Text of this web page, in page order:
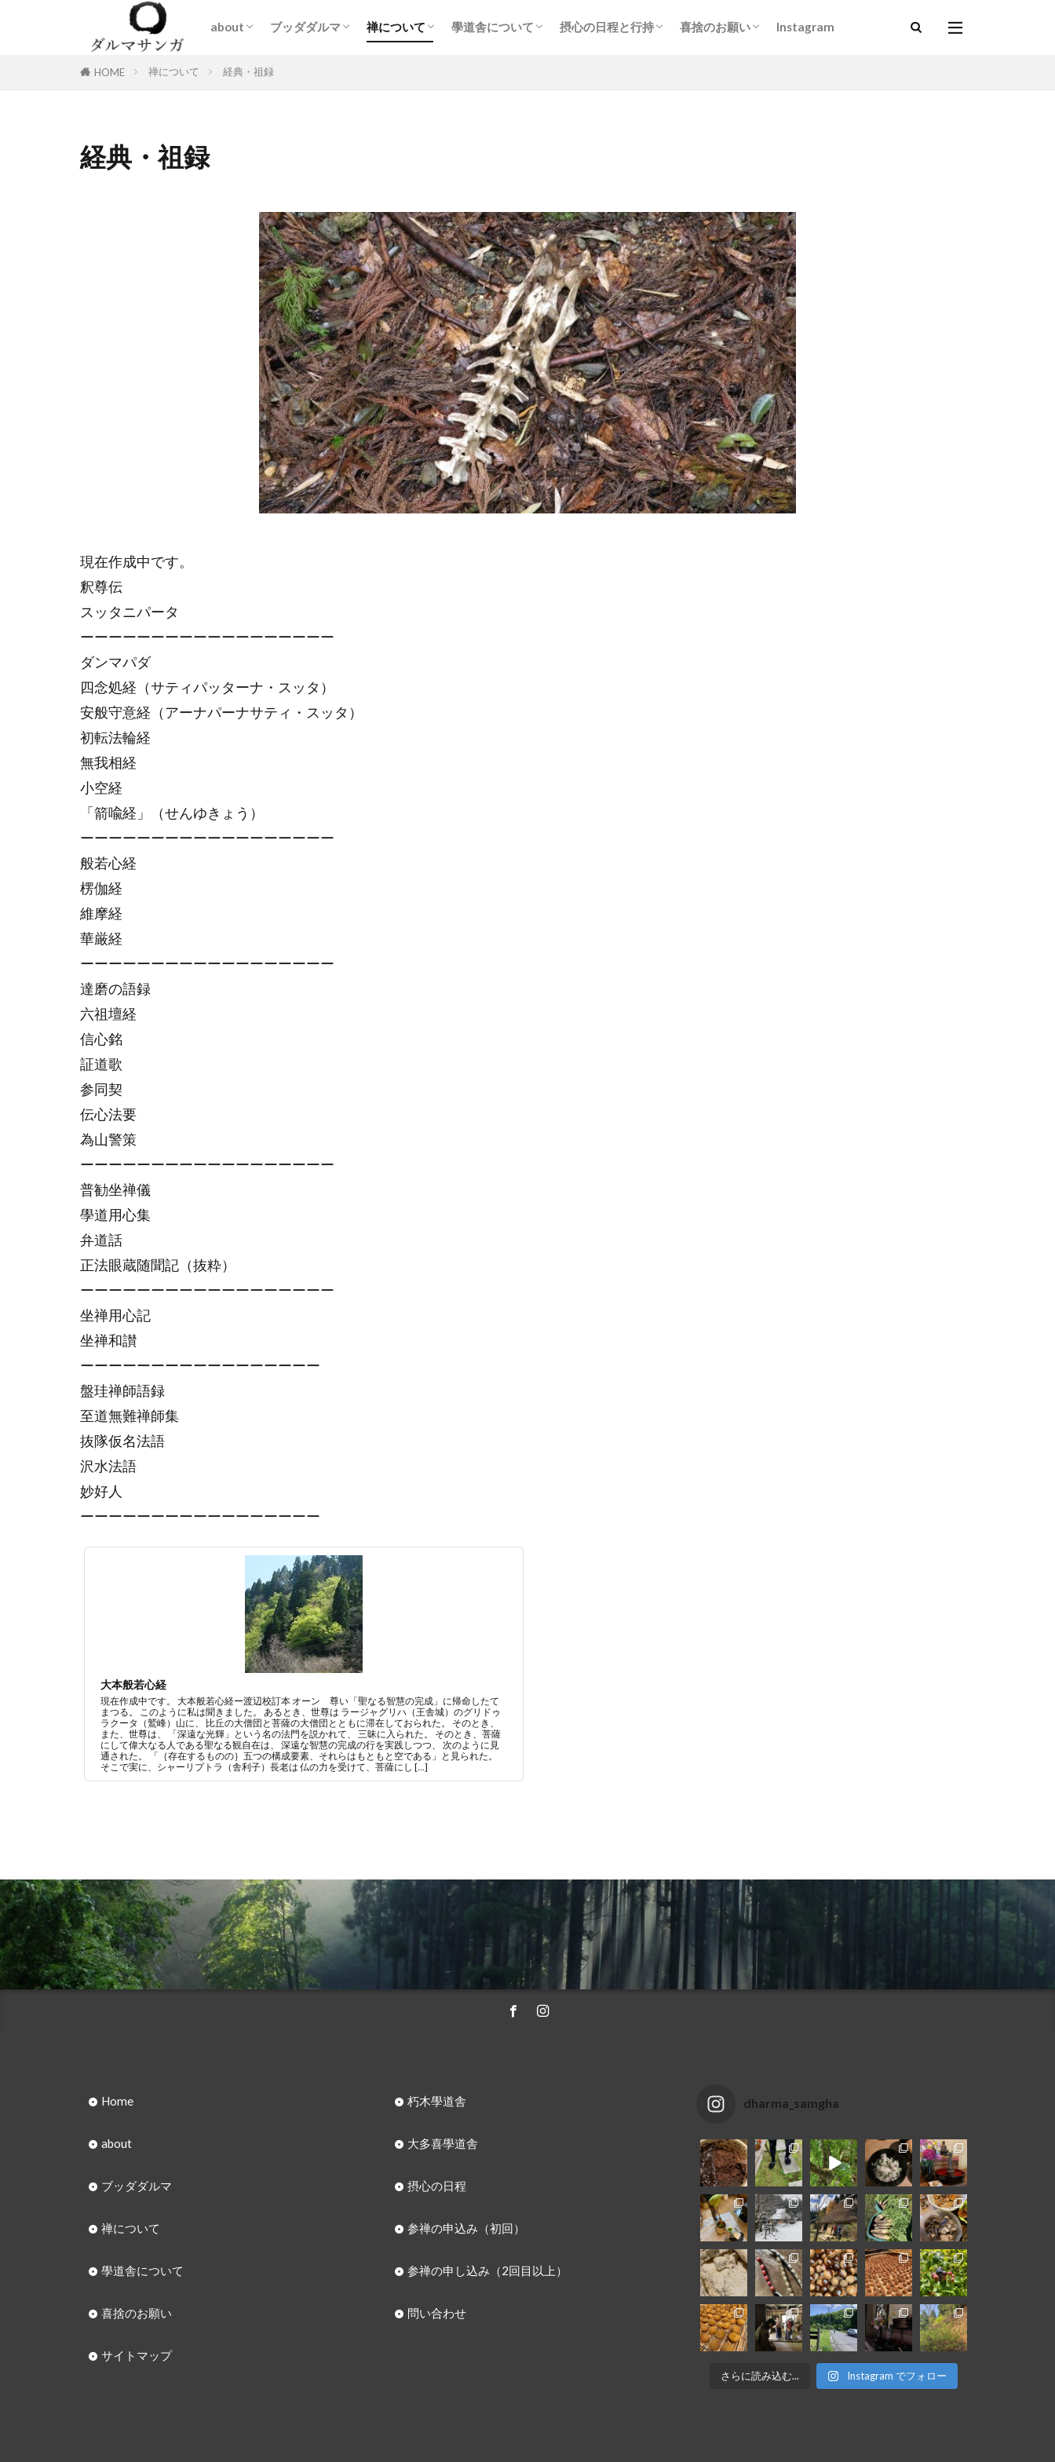
about ブッダダルマ 禅について 學道舎について 摂心の日程と行持 喜捨のお願い Instagram
HOME 禅について 経典・祖録
経典・祖録
現在作成中です。
釈尊伝
スッタニパータ
ーーーーーーーーーーーーーーーーーー
ダンマパダ
四念処経（サティパッターナ・スッタ）
安般守意経（アーナパーナサティ・スッタ）
初転法輪経
無我相経
小空経
「箭喩経」（せんゆきょう）
ーーーーーーーーーーーーーーーーーー
般若心経
楞伽経
維摩経
華厳経
ーーーーーーーーーーーーーーーーーー
達磨の語録
六祖壇経
信心銘
証道歌
参同契
伝心法要
為山警策
ーーーーーーーーーーーーーーーーーー
普勧坐禅儀
學道用心集
弁道話
正法眼蔵随聞記（抜粋）
ーーーーーーーーーーーーーーーーーー
坐禅用心記
坐禅和讃
ーーーーーーーーーーーーーーーーー
盤珪禅師語録
至道無難禅師集
抜隊仮名法語
沢水法語
妙好人
ーーーーーーーーーーーーーーーーー
大本般若心経
現在作成中です。 大本般若心経ー渡辺校訂本 オーン 尊い「聖なる智慧の完成」に帰命したて
まつる。 このように私は聞きました。 あるとき、世尊は ラージャグリハ（王舎城）のグリドゥ
ラクータ（鷲峰）山に、 比丘の大僧団と菩薩の大僧団とともに滞在しておられた。 そのとき、
また、世尊は、 「深遠な光輝」という名の法門を説かれて、 三昧に入られた。 そのとき、菩薩
にして偉大なる人である聖なる観自在は、 深遠な智慧の完成の行を実践しつつ、 次のように見
通された。 「｛存在するものの｝五つの構成要素、それらはもともと空である」と見られた。
そこで実に、シャーリプトラ（舎利子）長老は 仏の力を受けて、菩薩にし […]
Home
about
ブッダダルマ
禅について
學道舎について
喜捨のお願い
サイトマップ
朽木學道舎
大多喜學道舎
摂心の日程
参禅の申込み（初回）
参禅の申し込み（2回目以上）
問い合わせ
dharma_samgha
さらに読み込む... Instagram でフォロー